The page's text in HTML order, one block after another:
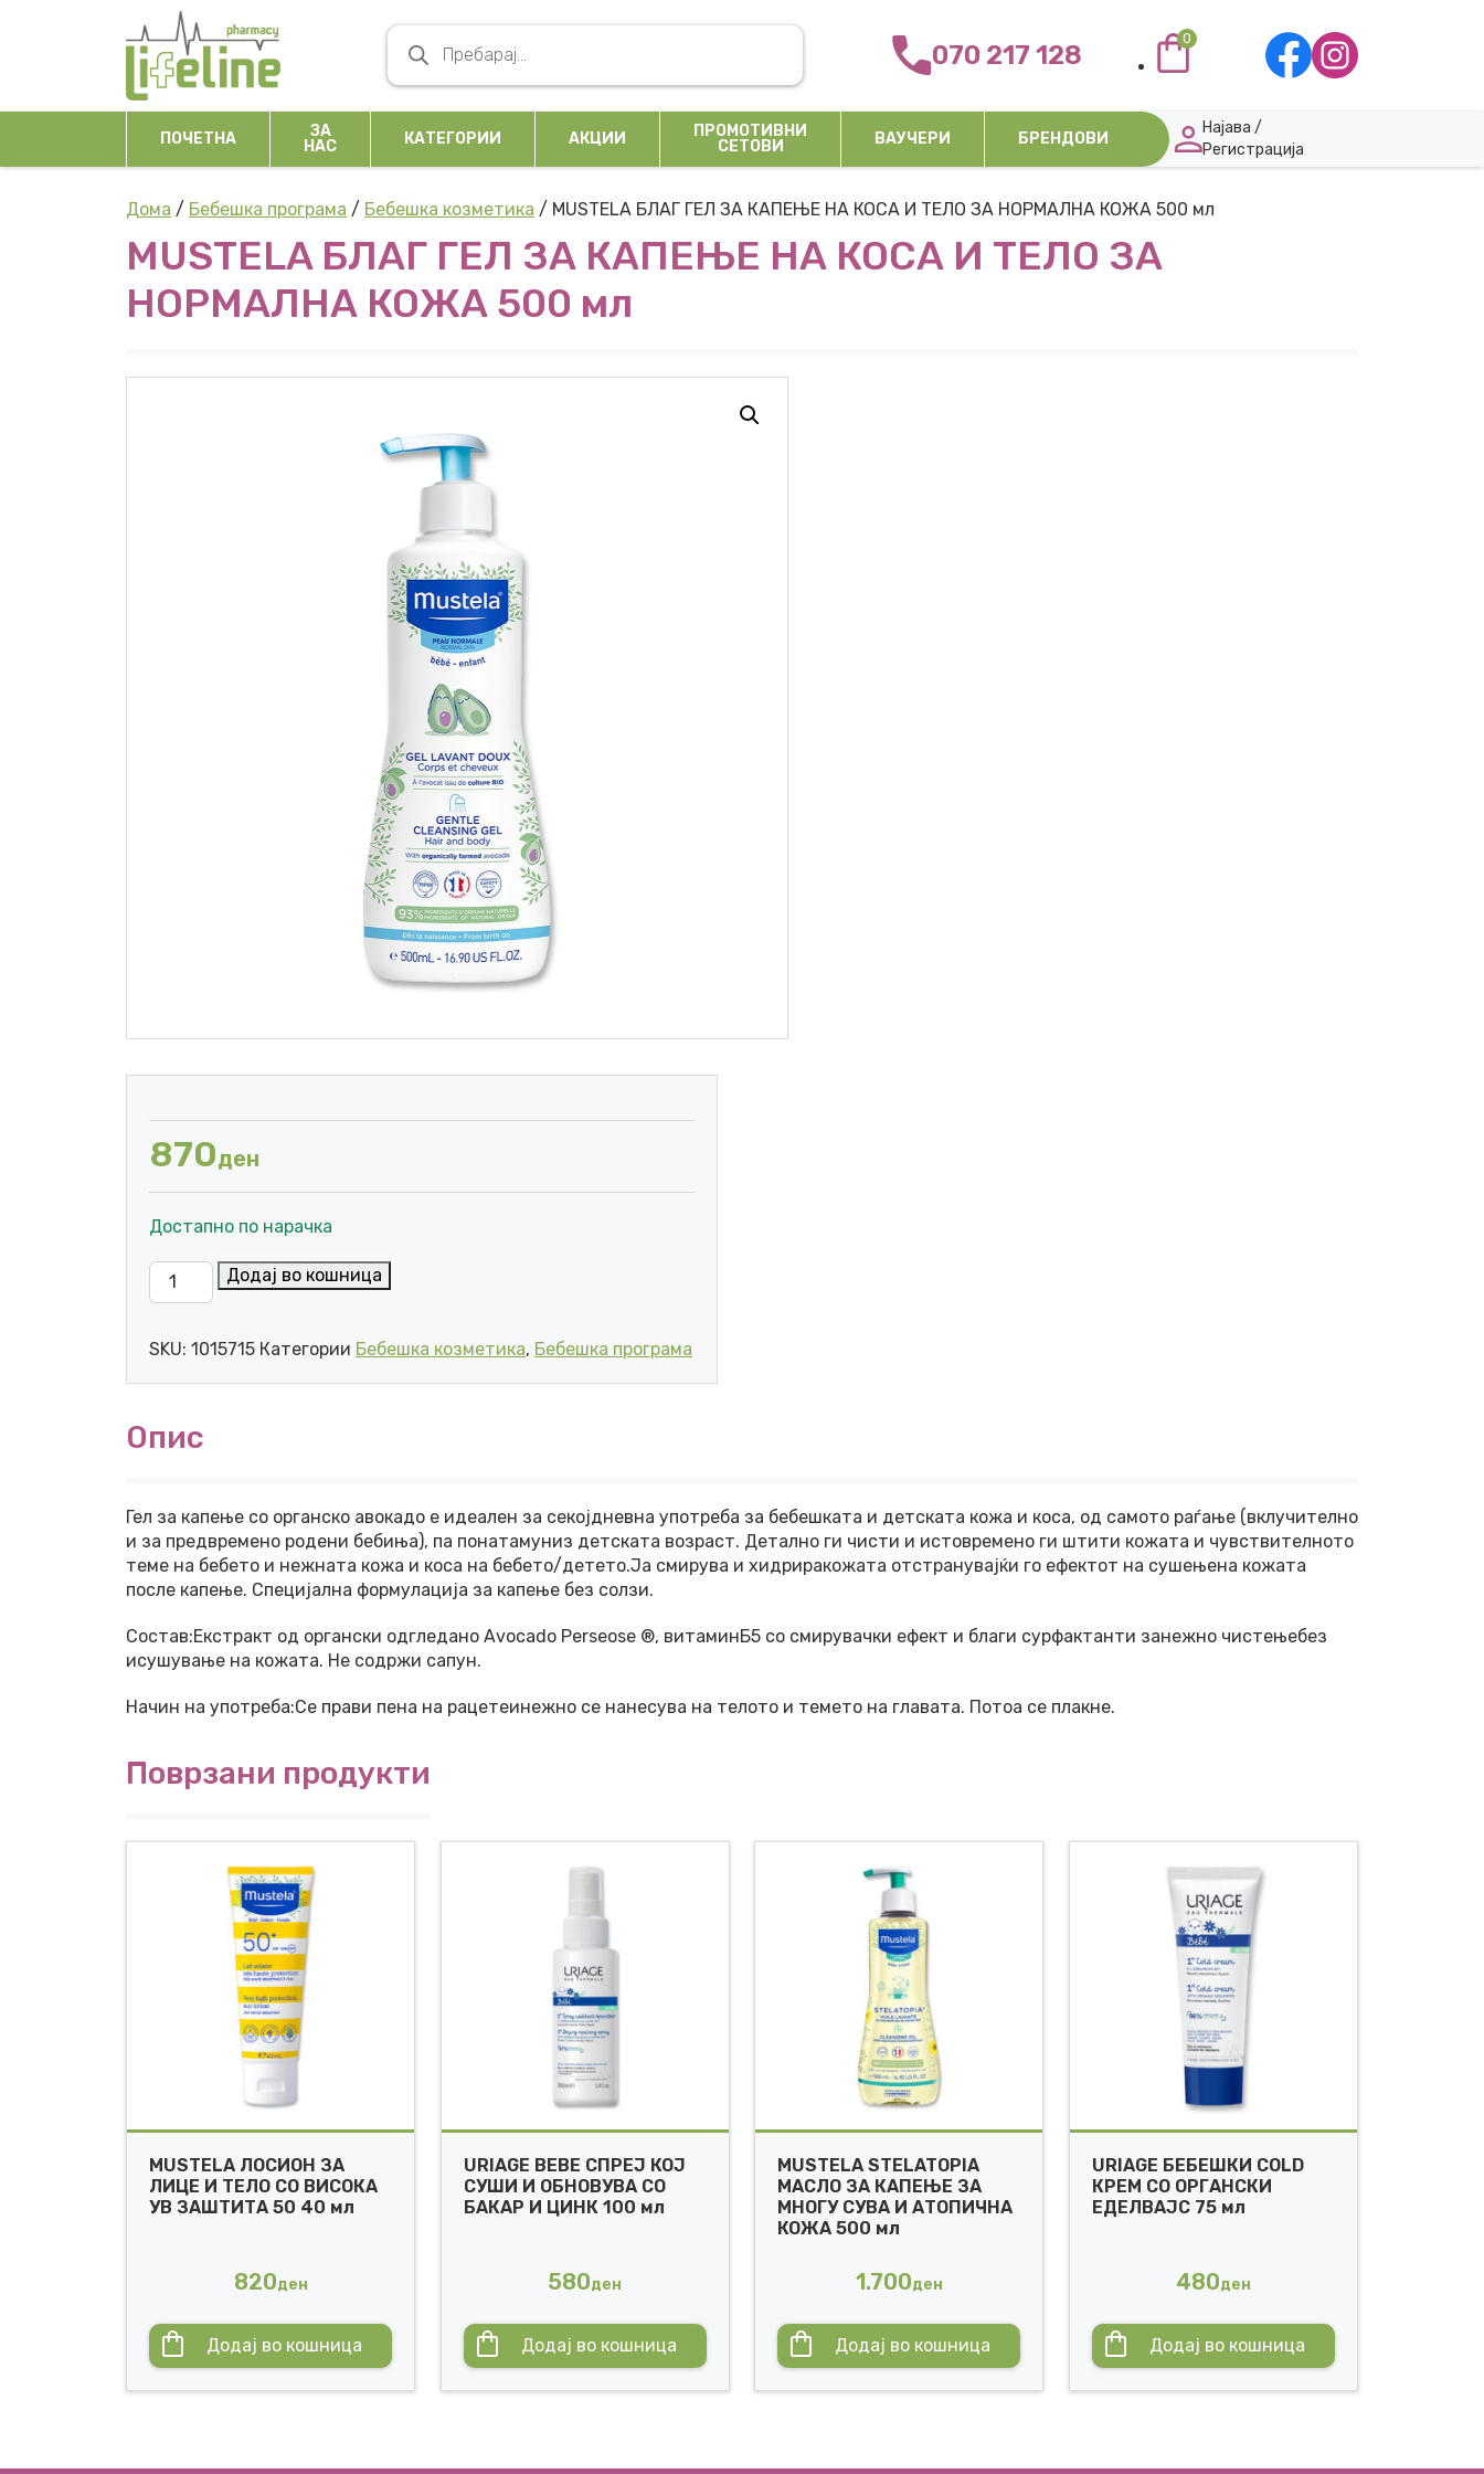
Main Navigation
Products search
070 217 128
0
ПОЧЕТНА
ЗА
НАС
КАТЕГОРИИ АКЦИИ
ПРОМОТИВНИ
СЕТОВИ
ВАУЧЕРИ БРЕНДОВИ
Најава /
Регистрација
Дома / Бебешка програма / Бебешка козметика / MUSTELA БЛАГ ГЕЛ ЗА КАПЕЊЕ НА КОСА И ТЕЛО ЗА НОРМАЛНА КОЖА 500 мл
MUSTELA БЛАГ ГЕЛ ЗА КАПЕЊЕ НА КОСА И ТЕЛО ЗА
НОРМАЛНА КОЖА 500 мл
870ден
Достапно по нарачка
MUSTELA БЛАГ ГЕЛ ЗА КАПЕЊЕ НА КОСА И ТЕЛО ЗА НОРМАЛНА КОЖА 500 мл количина
Додај во кошница
SKU: 1015715 Категории Бебешка козметика, Бебешка програма
Опис
Гел за капење со органско авокадо е идеален за секојдневна употреба за бебешката и детската кожа и коса, од самото раѓање (вклучително
и за предвремено родени бебиња), па понатамуниз детската возраст. Детално ги чисти и истовремено ги штити кожата и чувствителното
теме на бебето и нежната кожа и коса на бебето/детето.Ја смирува и хидриракожата отстранувајќи го ефектот на сушењена кожата
после капење. Специјална формулација за капење без солзи.
Состав:Екстракт од органски одгледано Avocado Perseose ®, витаминБ5 со смирувачки ефект и благи сурфактанти занежно чистењебез
исушување на кожата. Не содржи сапун.
Начин на употреба:Се прави пена на рацетеинежно се нанесува на телото и темето на главата. Потоа се плакне.
Поврзани продукти
MUSTELA ЛОСИОН ЗА
ЛИЦЕ И ТЕЛО СО ВИСОКА
УВ ЗАШТИТА 50 40 мл
820ден
Додај во кошница
URIAGE BEBE СПРЕЈ КОЈ
СУШИ И ОБНОВУВА СО
БАКАР И ЦИНК 100 мл
580ден
Додај во кошница
MUSTELA STELATOPIA
МАСЛО ЗА КАПЕЊЕ ЗА
МНОГУ СУВА И АТОПИЧНА
КОЖА 500 мл
1.700ден
Додај во кошница
URIAGE БEБEШКИ COLD
КРЕМ СО ОРГАНСКИ
ЕДЕЛВАЈС 75 мл
480ден
Додај во кошница